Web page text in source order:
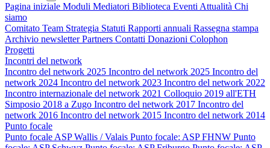
Pagina iniziale Moduli Mediatori Biblioteca Eventi Attualità Chi
siamo
Comitato Team Strategia Statuti Rapporti annuali Rassegna stampa
Archivio newsletterPartners Contatti Donazioni Colophon
Progetti
Incontri del network
Incontro del network 2025 Incontro del network 2025 Incontro del
network 2024 Incontro del network 2023 Incontro del network 2022
Incontro internazionale del network 2021 Colloquio 2019 all'ETH
Simposio 2018 a Zugo Incontro del network 2017 Incontro del
network 2016 Incontro del network 2015 Incontro del network 2014
Punto focale
Punto focale ASP Wallis / Valais Punto focale: ASP FHNW Punto